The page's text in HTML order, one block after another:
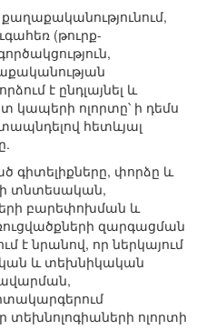
(թուրք-
է ընդլայնել և
կապերի ոլորտը՝ ի դեմս
հետևյալ
գիտելիքները, փորձը և
տնտեսական,
բարեփոխման և
զարգացման
է նրանով, որ ներկայում
և տեխնիկական
ոլորտի